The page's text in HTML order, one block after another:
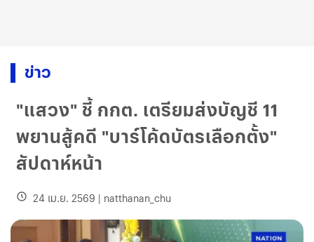
ข่าว
"แสวง" ชี้ กกต. เตรียมส่งบัญชี 11
พยานสู้คดี "บาร์โค้ดบัตรเลือกตั้ง"
สัปดาห์หน้า
24 เม.ย. 2569 | natthanan_chu